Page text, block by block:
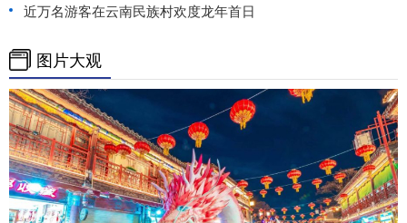
近万名游客在云南民族村欢度龙年首日
图片大观